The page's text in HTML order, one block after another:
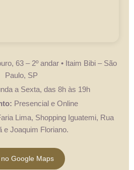
63 – 2º andar • Itaim Bibi – São
Paulo, SP
a Sexta, das 8h às 19h
Presencial e Online
Lima, Shopping Iguatemi, Rua
e Joaquim Floriano.
no Google Maps